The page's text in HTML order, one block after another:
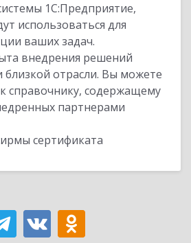
1С:Предприятие,
использоваться для
ваших задач.
внедрения решений
близкой отрасли. Вы можете
справочнику, содержащему
партнерами
сертификата